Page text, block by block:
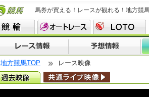
馬券が買える！レースが観れる！地方競
地方競馬TOP レース映像